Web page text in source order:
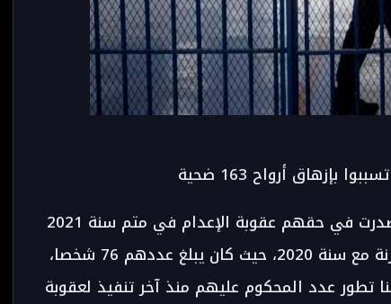
بلغ عدد الأشخاص المودعين بالسجون الذين صدرت في حقهم عقوبة الإعدام في متم سنة 2021
تسعة وسبعين (79) شخصا بارتفاع بسيط مقارنة مع سنة 2020، حيث كان يبلغ عددهم 76 شخصا،
تطور عدد المحكوم عليهم منذ آخر تنفيذ لعقوبة